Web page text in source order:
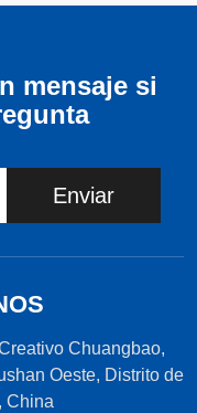
mensaje si
Enviar
Chuangbao,
Oeste, Distrito de
China